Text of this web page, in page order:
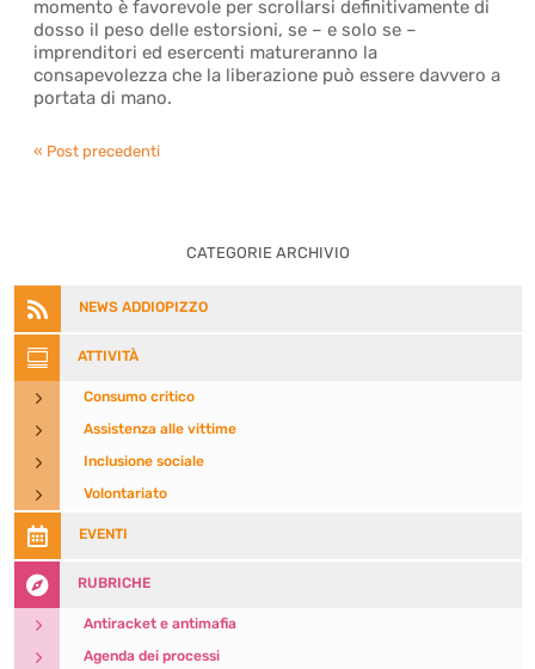
momento è favorevole per scrollarsi definitivamente di
dosso il peso delle estorsioni, se – e solo se –
imprenditori ed esercenti matureranno la
consapevolezza che la liberazione può essere davvero a
portata di mano.
« Post precedenti
CATEGORIE ARCHIVIO
 NEWS ADDIOPIZZO
 ATTIVITÀ
5 Consumo critico
5 Assistenza alle vittime
5 Inclusione sociale
5 Volontariato
 EVENTI
 RUBRICHE
5 Antiracket e antimafia
5 Agenda dei processi